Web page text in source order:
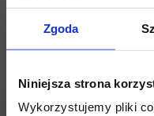
Zgoda
Niniejsza strona
Wykorzystujemy pliki
Lokacja: Kampus